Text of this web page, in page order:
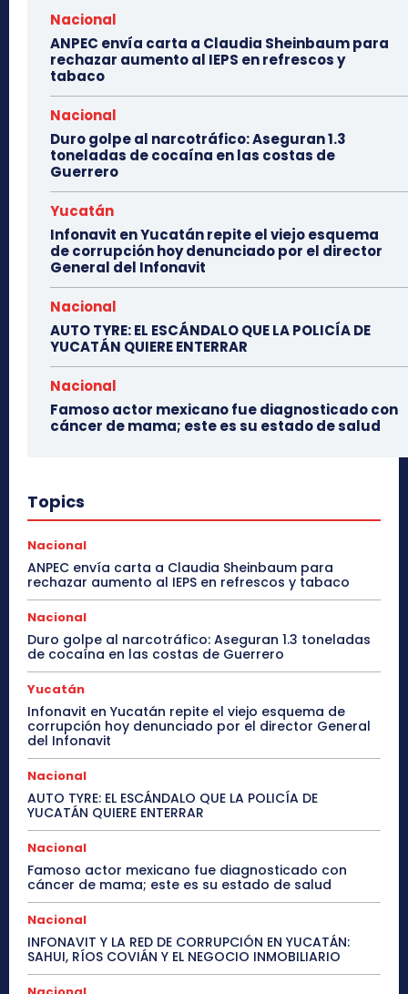
Nacional
ANPEC envía carta a Claudia Sheinbaum para
rechazar aumento al IEPS en refrescos y
tabaco
Nacional
Duro golpe al narcotráfico: Aseguran 1.3
toneladas de cocaína en las costas de
Guerrero
Yucatán
Infonavit en Yucatán repite el viejo esquema
de corrupción hoy denunciado por el director
General del Infonavit
Nacional
AUTO TYRE: EL ESCÁNDALO QUE LA POLICÍA DE
YUCATÁN QUIERE ENTERRAR
Nacional
Famoso actor mexicano fue diagnosticado con
cáncer de mama; este es su estado de salud
Topics
Nacional
ANPEC envía carta a Claudia Sheinbaum para
rechazar aumento al IEPS en refrescos y tabaco
Nacional
Duro golpe al narcotráfico: Aseguran 1.3 toneladas
de cocaína en las costas de Guerrero
Yucatán
Infonavit en Yucatán repite el viejo esquema de
corrupción hoy denunciado por el director General
del Infonavit
Nacional
AUTO TYRE: EL ESCÁNDALO QUE LA POLICÍA DE
YUCATÁN QUIERE ENTERRAR
Nacional
Famoso actor mexicano fue diagnosticado con
cáncer de mama; este es su estado de salud
Nacional
INFONAVIT Y LA RED DE CORRUPCIÓN EN YUCATÁN:
SAHUI, RÍOS COVIÁN Y EL NEGOCIO INMOBILIARIO